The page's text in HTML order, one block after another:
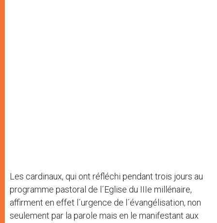
Les cardinaux, qui ont réfléchi pendant trois jours au
programme pastoral de l´Eglise du IIIe millénaire,
affirment en effet l´urgence de l´évangélisation, non
seulement par la parole mais en le manifestant aux